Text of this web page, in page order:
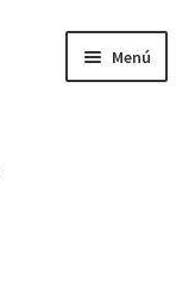
Menú